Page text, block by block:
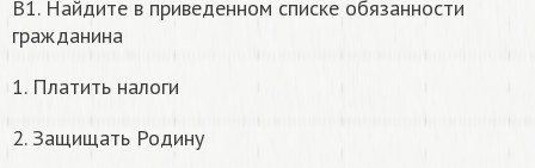
В1. Найдите в приведенном списке обязанности
гражданина
1. Платить налоги
2. Защищать Родину